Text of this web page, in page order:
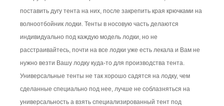
поставить дугу тента на них, после закрепить края крючками на
волноотбойник лодки. Тенты в носовую часть делаются
индивидуально под каждую модель лодки, но не
расстраивайтесь, почти на все лодки уже есть лекала и Вам не
нужно везти Вашу лодку куда-то для производства тента.
Универсальные тенты не так хорошо садятся на лодку, чем
сделанные специально под нее, лучше не соблазняться на
универсальность а взять специализированный тент под